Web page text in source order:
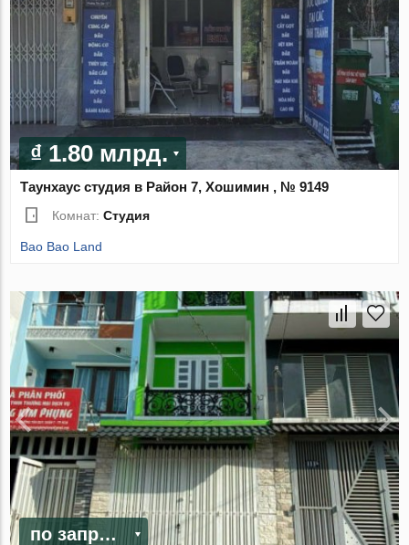
₫ 1.80 млрд.
Таунхаус студия в Район 7, Хошимин , № 9149
Комнат:Студия
Bao Bao Land
по запросу